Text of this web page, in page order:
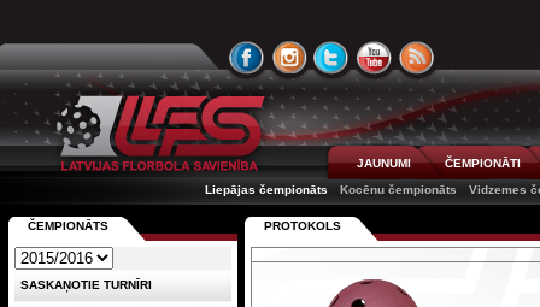
JAUNUMI
ČEMPIONĀTI
Liepājas čempionāts
Kocēnu čempionāts Vidzemes
PROTOKOLS
ČEMPIONĀTS
SASKAŅOTIE TURNĪRI